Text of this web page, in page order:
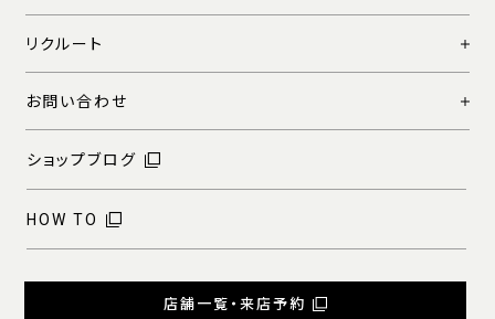
リクルート
お問い合わせ
ショップブログ
HOW TO
店舗一覧・来店予約